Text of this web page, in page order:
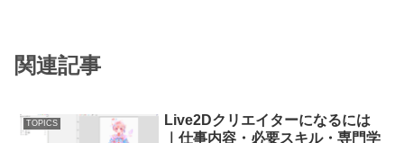
関連記事
TOPICS
Live2Dクリエイターになるには
｜仕事内容・必要スキル・専門学